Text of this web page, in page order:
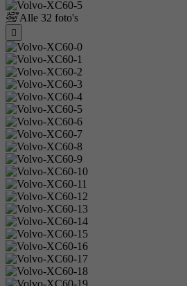
Alle 32 foto's